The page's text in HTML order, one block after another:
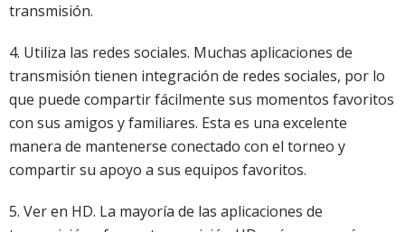
transmisión.
4. Utiliza las redes sociales. Muchas aplicaciones de
transmisión tienen integración de redes sociales, por lo
que puede compartir fácilmente sus momentos favoritos
con sus amigos y familiares. Esta es una excelente
manera de mantenerse conectado con el torneo y
compartir su apoyo a sus equipos favoritos.
5. Ver en HD. La mayoría de las aplicaciones de